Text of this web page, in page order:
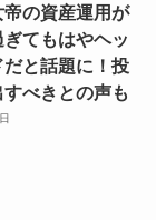
帝の資産運用が
てもはやヘッ
と話題に！投
べきとの声も